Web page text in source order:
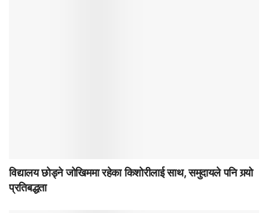
विद्यालय छोड्ने जोखिममा रहेका किशोरीलाई साथ, समुदायले पनि गर्‍यो
प्रतिबद्धता